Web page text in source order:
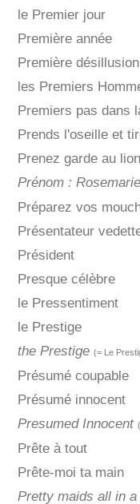
le Premier jour
Première année
Première désillusion
les Premiers
Premiers pas dans
Prends l'oseille et
Prenez garde au lion
Prénom : Rosemarie
Préparez vos
Présentateur
Président
Presque célèbre
le Pressentiment
le Prestige
the Prestige (= Le
Présumé coupable
Présumé innocent
Presumed Innocent
Prête à tout
Prête-moi ta main
Pretty maids all in a